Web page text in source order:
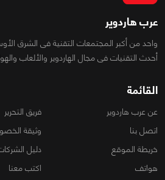
عرب هاردوير
واحد من أكبر المجتمعات التقنية فى الشرق
أحدث التقنيات فى مجال الهاردوير والألعاب
القائمة
عن عرب هاردوير
فريق التحرير
اتصل بنا
وثيقة
خريطة الموقع
دليل
هواتف
اكتب معنا